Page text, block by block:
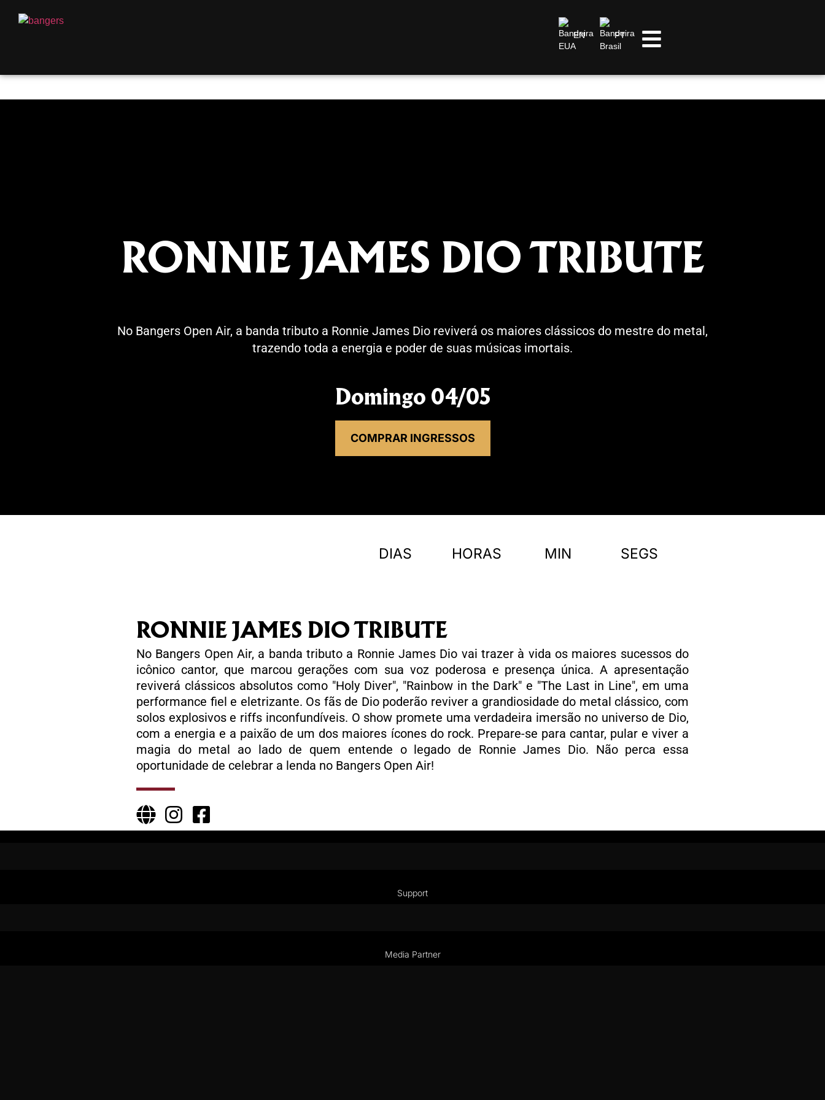
EN PT
RONNIE JAMES DIO TRIBUTE
No Bangers Open Air, a banda tributo a Ronnie James Dio reviverá os maiores clássicos do mestre do metal,
trazendo toda a energia e poder de suas músicas imortais.
Domingo 04/05
COMPRAR INGRESSOS
DIAS HORAS MIN SEGS
RONNIE JAMES DIO TRIBUTE
No Bangers Open Air, a banda tributo a Ronnie James Dio vai trazer à vida os maiores sucessos do
icônico cantor, que marcou gerações com sua voz poderosa e presença única. A apresentação
reviverá clássicos absolutos como "Holy Diver", "Rainbow in the Dark" e "The Last in Line", em uma
performance fiel e eletrizante. Os fãs de Dio poderão reviver a grandiosidade do metal clássico, com
solos explosivos e riffs inconfundíveis. O show promete uma verdadeira imersão no universo de Dio,
com a energia e a paixão de um dos maiores ícones do rock. Prepare-se para cantar, pular e viver a
magia do metal ao lado de quem entende o legado de Ronnie James Dio. Não perca essa
oportunidade de celebrar a lenda no Bangers Open Air!
Support
Media Partner